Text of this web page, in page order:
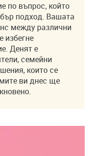
по въпрос, който
подход. Вашата
между различни
избегне
Денят е
семейни
които се
ви днес ще